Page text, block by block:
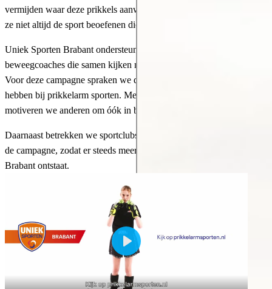
vermijden waar deze prikkels aanwezig zijn. Daardoor kunnen
ze niet altijd de sport beoefenen die ze graag zouden doen.
Uniek Sporten Brabant ondersteunt deze Brabanders met
beweegcoaches die samen kijken naar wat wél mogelijk is.
Voor deze campagne spraken we drie Brabanders die zelf baat
hebben bij prikkelarm sporten. Met hun verhalen inspireren en
motiveren we anderen om óók in beweging te komen.
Daarnaast betrekken we sportclubs en verenigingen actief bij
de campagne, zodat er steeds meer prikkelarm sportaanbod in
Brabant ontstaat.
Play